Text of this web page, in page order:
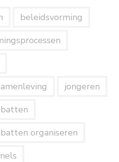
beleidsvorming
jongeren
organiseren